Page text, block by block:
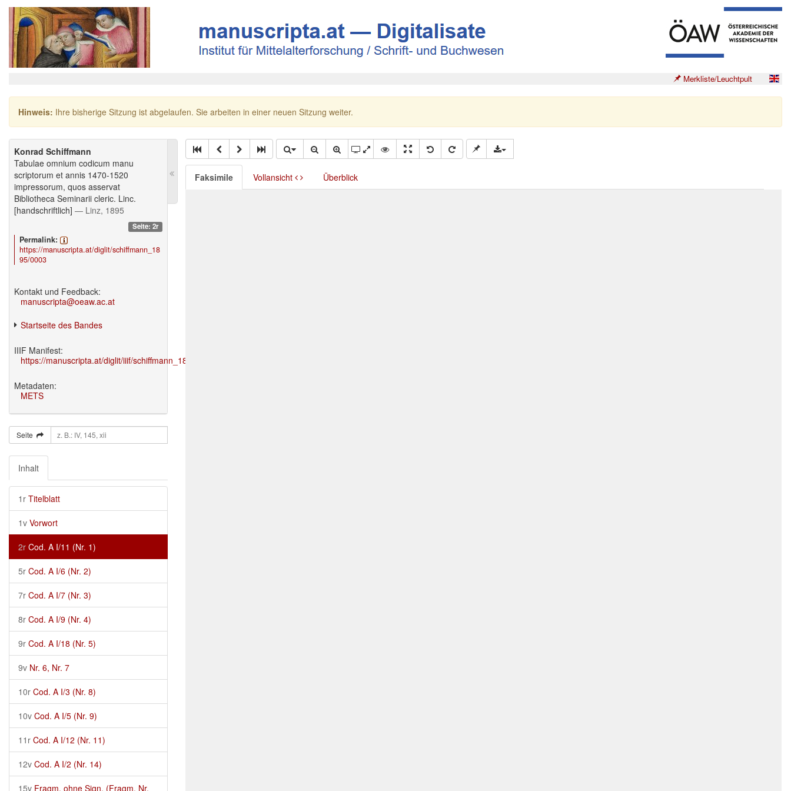
Merkliste/Leuchtpult
Hinweis: Ihre bisherige Sitzung ist abgelaufen. Sie arbeiten in einer neuen Sitzung weiter.
Konrad Schiffmann
Tabulae omnium codicum manu
scriptorum et annis 1470-1520
impressorum, quos asservat
Bibliotheca Seminarii cleric. Linc.
[handschriftlich] — Linz, 1895
Seite: 2r
Permalink:
https://manuscripta.at/diglit/schiffmann_18
95/0003
Kontakt und Feedback:
manuscripta@oeaw.ac.at
Startseite des Bandes
IIIF Manifest:
https://manuscripta.at/diglit/iiif/schiffmann_1895/manifest.json
Metadaten:
METS
Seite
Inhalt
1r Titelblatt
1v Vorwort
2r Cod. A I/11 (Nr. 1)
5r Cod. A I/6 (Nr. 2)
7r Cod. A I/7 (Nr. 3)
8r Cod. A I/9 (Nr. 4)
9r Cod. A I/18 (Nr. 5)
9v Nr. 6, Nr. 7
10r Cod. A I/3 (Nr. 8)
10v Cod. A I/5 (Nr. 9)
11r Cod. A I/12 (Nr. 11)
12v Cod. A I/2 (Nr. 14)
15v Fragm. ohne Sign. (Fragm. Nr.
Faksimile Vollansicht Überblick